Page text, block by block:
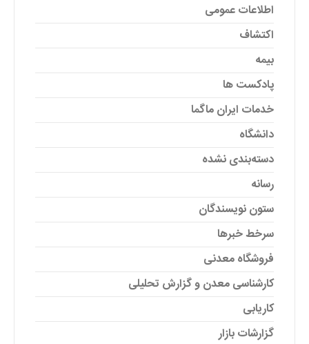
اطلاعات عمومی
اکتشاف
بیمه
پادکست ها
خدمات ایران ماگما
دانشگاه
دسته‌بندی نشده
رسانه
ستون نویسندگان
سرخط خبرها
فروشگاه معدنی
کارشناسی معدن و گزارش تحلیلی
کاریابی
گزارشات بازار